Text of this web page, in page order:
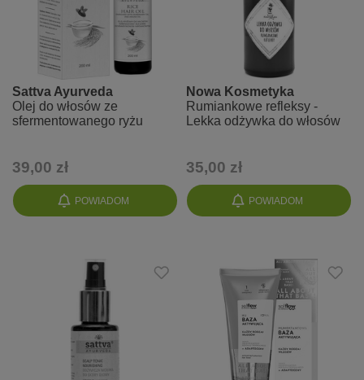
POWIADOM
Sattva Ayurveda
Olej do włosów ze
sfermentowanego ryżu
39,00 zł
POWIADOM
Nowa Kosmetyka
Rumiankowe refleksy -
Lekka odżywka do włosów
35,00 zł